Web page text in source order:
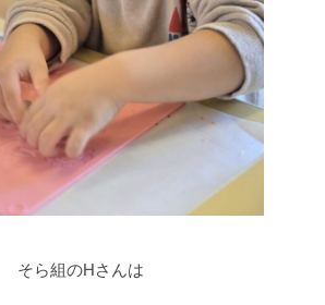
そら組のHさんは